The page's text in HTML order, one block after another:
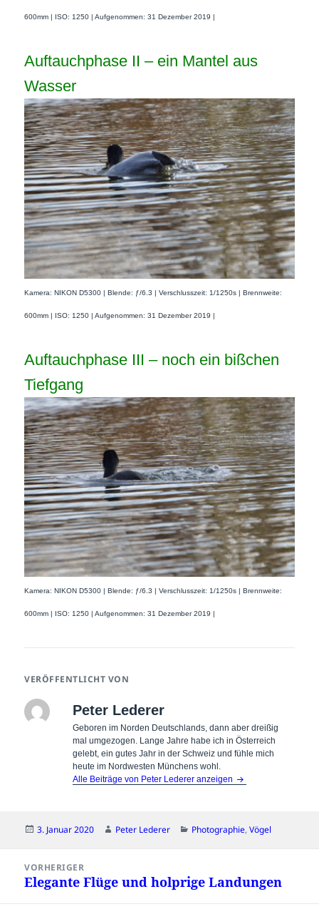
600mm | ISO: 1250 | Aufgenommen: 31 Dezember 2019 |
Auftauchphase II – ein Mantel aus
Wasser
Kamera: NIKON D5300 | Blende: ƒ/6.3 | Verschlusszeit: 1/1250s | Brennweite:
600mm | ISO: 1250 | Aufgenommen: 31 Dezember 2019 |
Auftauchphase III – noch ein bißchen
Tiefgang
Kamera: NIKON D5300 | Blende: ƒ/6.3 | Verschlusszeit: 1/1250s | Brennweite:
600mm | ISO: 1250 | Aufgenommen: 31 Dezember 2019 |
VERÖFFENTLICHT VON
Peter Lederer
Geboren im Norden Deutschlands, dann aber dreißig
mal umgezogen. Lange Jahre habe ich in Österreich
gelebt, ein gutes Jahr in der Schweiz und fühle mich
heute im Nordwesten Münchens wohl.
Alle Beiträge von Peter Lederer anzeigen
Veröffentlicht
3. Januar 2020 Autor
Peter Lederer Kategorien
Photographie,Vögel
VORHERIGER
Vorheriger
Elegante Flüge und holprige Landungen